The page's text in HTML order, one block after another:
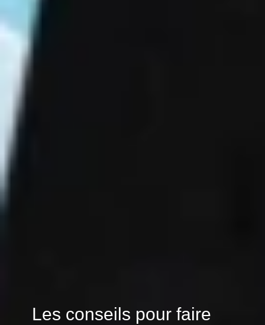
Les conseils pour faire